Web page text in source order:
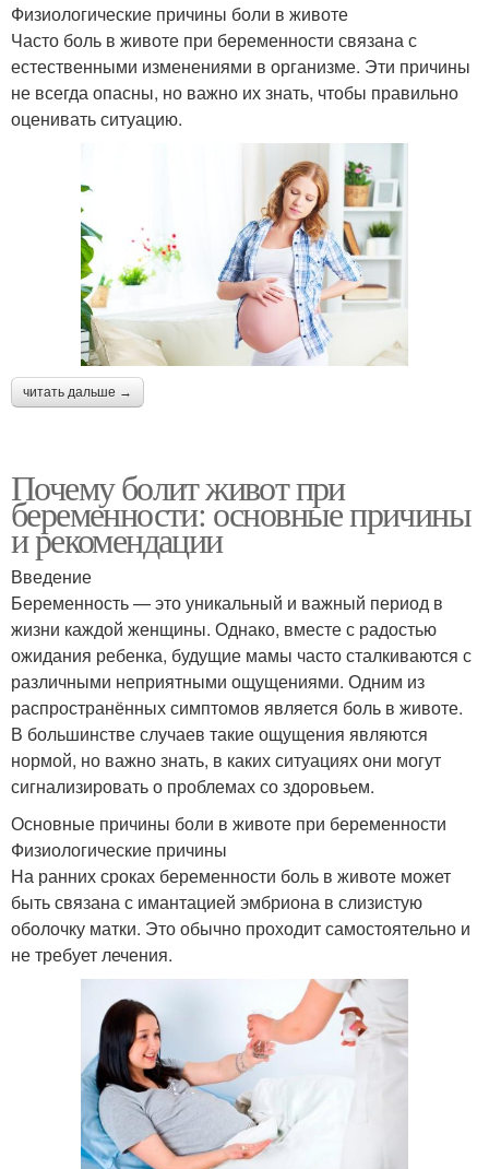
Физиологические причины боли в животе
Часто боль в животе при беременности связана с
естественными изменениями в организме. Эти причины
не всегда опасны, но важно их знать, чтобы правильно
оценивать ситуацию.
читать дальше →
Почему болит живот при
беременности: основные причины
и рекомендации
Введение
Беременность — это уникальный и важный период в
жизни каждой женщины. Однако, вместе с радостью
ожидания ребенка, будущие мамы часто сталкиваются с
различными неприятными ощущениями. Одним из
распространённых симптомов является боль в животе.
В большинстве случаев такие ощущения являются
нормой, но важно знать, в каких ситуациях они могут
сигнализировать о проблемах со здоровьем.
Основные причины боли в животе при беременности
Физиологические причины
На ранних сроках беременности боль в животе может
быть связана с имантацией эмбриона в слизистую
оболочку матки. Это обычно проходит самостоятельно и
не требует лечения.